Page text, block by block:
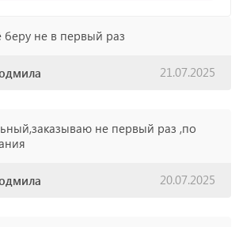
не в первый раз
21.07.2025
не первый раз ,по
20.07.2025